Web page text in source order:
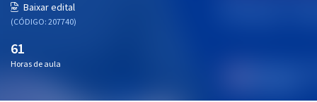
Aprovados
Baixar edital
(CÓDIGO: 207740)
61
Horas de aula